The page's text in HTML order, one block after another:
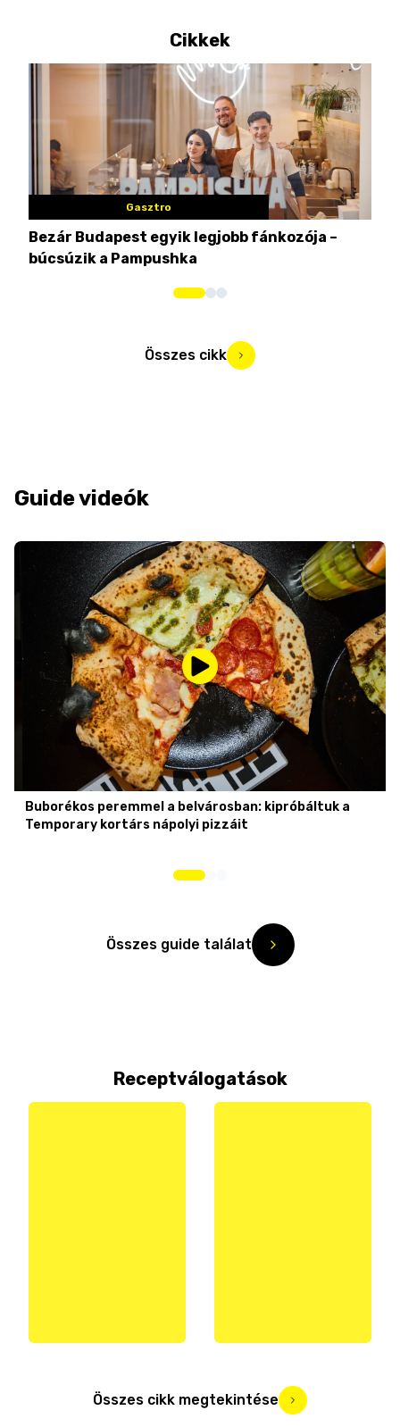
Cikkek
Gasztro
Bezár Budapest egyik legjobb fánkozója –
búcsúzik a Pampushka
Összes cikk
Guide videók
Buborékos peremmel a belvárosban: kipróbáltuk a
Temporary kortárs nápolyi pizzáit
Összes guide találat
Receptválogatások
Összes cikk megtekintése